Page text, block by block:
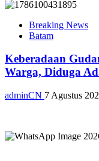
Breaking News
Batam
Keberadaan
Warga, Diduga
adminCN 7 Agustus